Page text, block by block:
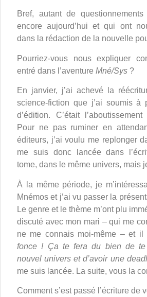
Bref, autant de
encore aujourd’hui et qui ont
dans la rédaction de la nouvelle
Pourriez-vous nous expliquer
entré dans l’aventure Mné/Sys ?
En janvier, j’ai achevé la
science-fiction que j’ai soumis à
d’édition. C’était
Pour ne pas ruminer en
éditeurs, j’ai voulu me replonger
me suis donc lancée dans
tome, dans le même univers, mais
À la même période, je
Mnémos et j’ai vu passer la
Le genre et le thème m’ont plu
discuté avec mon mari – qui me
ne me connais moi-même – et il
fonce ! Ça te fera du bien de te
nouvel univers et d’avoir une
me suis lancée. La suite, vous la
Comment s’est passé l’écriture de